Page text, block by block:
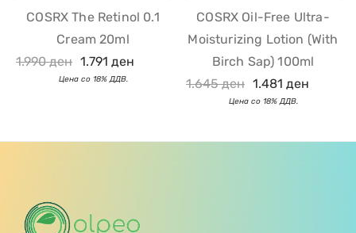
COSRX The Retinol 0.1
Cream 20ml
1.990ден 1.791 ден
COSRX Oil-Free Ultra-
Moisturizing Lotion (with
Birch Sap) 100ml
1.645ден 1.481 ден